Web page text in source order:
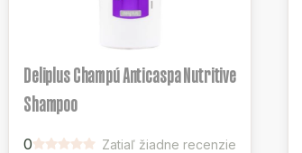
Deliplus Champú Anticaspa Nutritive
Shampoo
0 Zatiaľ žiadne recenzie